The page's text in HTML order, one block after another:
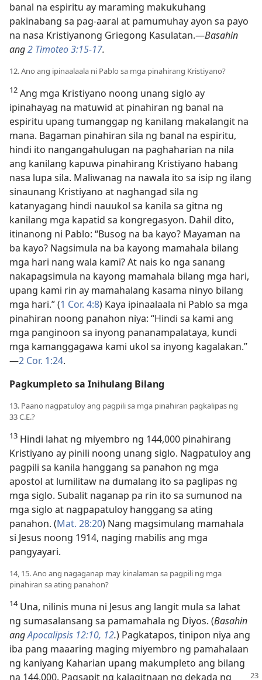
banal na espiritu ay maraming makukuhang
pakinabang sa pag-aaral at pamumuhay ayon sa payo
na nasa Kristiyanong Griegong Kasulatan.​—Basahin
ang2 Timoteo 3:15-17.
12. Ano ang ipinaalaala ni Pablo sa mga pinahirang Kristiyano?
12 Ang mga Kristiyano noong unang siglo ay
ipinahayag na matuwid at pinahiran ng banal na
espiritu upang tumanggap ng kanilang makalangit na
mana. Bagaman pinahiran sila ng banal na espiritu,
hindi ito nangangahulugan na paghaharian na nila
ang kanilang kapuwa pinahirang Kristiyano habang
nasa lupa sila. Maliwanag na nawala ito sa isip ng ilang
sinaunang Kristiyano at naghangad sila ng
katanyagang hindi nauukol sa kanila sa gitna ng
kanilang mga kapatid sa kongregasyon. Dahil dito,
itinanong ni Pablo: “Busog na ba kayo? Mayaman na
ba kayo? Nagsimula na ba kayong mamahala bilang
mga hari nang wala kami? At nais ko nga sanang
nakapagsimula na kayong mamahala bilang mga hari,
upang kami rin ay mamahalang kasama ninyo bilang
mga hari.” (1 Cor. 4:8) Kaya ipinaalaala ni Pablo sa mga
pinahiran noong panahon niya: “Hindi sa kami ang
mga panginoon sa inyong pananampalataya, kundi
mga kamanggagawa kami ukol sa inyong kagalakan.”​
—2 Cor. 1:24.
Pagkumpleto sa Inihulang Bilang
13. Paano nagpatuloy ang pagpili sa mga pinahiran pagkalipas ng
33 C.E.?
13 Hindi lahat ng miyembro ng 144,000 pinahirang
Kristiyano ay pinili noong unang siglo. Nagpatuloy ang
pagpili sa kanila hanggang sa panahon ng mga
apostol at lumilitaw na dumalang ito sa paglipas ng
mga siglo. Subalit naganap pa rin ito sa sumunod na
mga siglo at nagpapatuloy hanggang sa ating
panahon. (Mat. 28:20) Nang magsimulang mamahala
si Jesus noong 1914, naging mabilis ang mga
pangyayari.
14, 15. Ano ang nagaganap may kinalaman sa pagpili ng mga
pinahiran sa ating panahon?
14Una, nilinis muna ni Jesus ang langit mula sa lahat
ng sumasalansang sa pamamahala ng Diyos. (Basahin
angApocalipsis 12:10, 12.) Pagkatapos, tinipon niya ang
iba pang maaaring maging miyembro ng pamahalaan
ng kaniyang Kaharian upang makumpleto ang bilang
na 144,000. Pagsapit ng kalagitnaan ng dekada ng